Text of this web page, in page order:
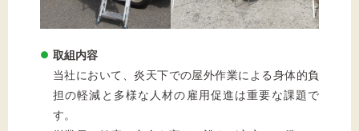
背景色
黄
取組内容
当社において、炎天下での屋外作業による身体的負
担の軽減と多様な人材の雇用促進は重要な課題で
す。